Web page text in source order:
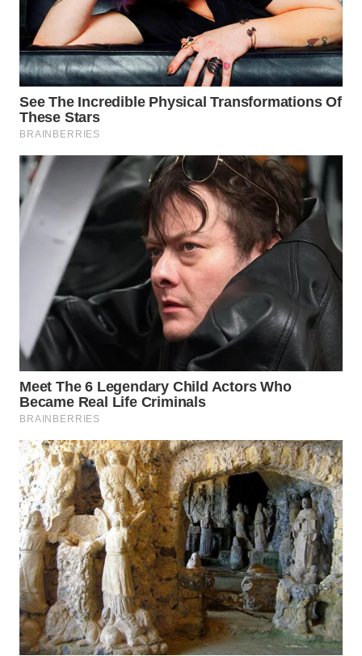
INDRAMAYU
KUNINGAN
WN
MAJALENGKA
WN
SUKABUMI
WN
PURWAKARTA
WN
PRIANGAN
TIMUR
WN
SEMARANG
WN
SOLO
WN
BOROBUDUR
WN